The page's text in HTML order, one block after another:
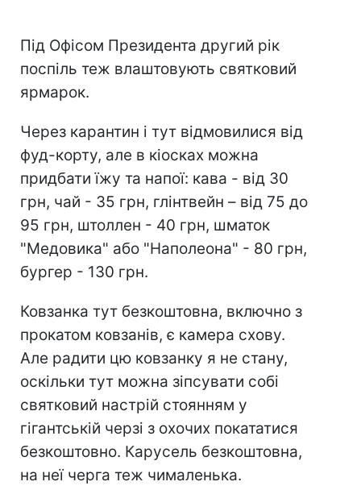
Під Офісом Президента другий рік
поспіль теж влаштовують святковий
ярмарок.
Через карантин і тут відмовилися від
фуд-корту, але в кіосках можна
придбати їжу та напої: кава - від 30
грн, чай - 35 грн, глінтвейн – від 75 до
95 грн, штоллен - 40 грн, шматок
"Медовика" або "Наполеона" - 80 грн,
бургер - 130 грн.
Ковзанка тут безкоштовна, включно з
прокатом ковзанів, є камера схову.
Але радити цю ковзанку я не стану,
оскільки тут можна зіпсувати собі
святковий настрій стоянням у
гігантській черзі з охочих покататися
безкоштовно. Карусель безкоштовна,
на неї черга теж чималенька.